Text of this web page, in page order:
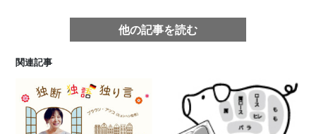
他の記事を読む
関連記事